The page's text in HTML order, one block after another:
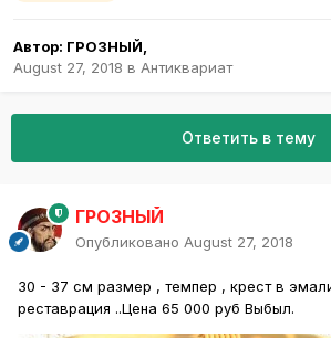
Автор: ГРОЗНЫЙ
August 27, 2018 в Антиквариат
Ответить в тему
ГРОЗНЫЙ
Опубликовано August 27, 2018
З0 - 37 см размер , темпер , крест в
реставрация ..Цена 65 000 руб Выбыл.